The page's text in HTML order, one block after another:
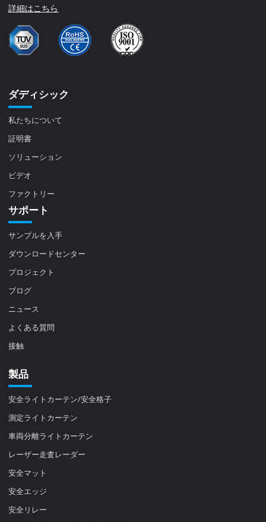
詳細はこちら
ダディシック
私たちについて
証明書
ソリューション
ビデオ
ファクトリー
サポート
サンプルを入手
ダウンロードセンター
プロジェクト
ブログ
ニュース
よくある質問
接触
製品
安全ライトカーテン/安全格子
測定ライトカーテン
車両分離ライトカーテン
レーザー走査レーダー
安全マット
安全エッジ
安全リレー